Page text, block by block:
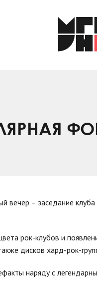
вечер – заседание
рок-клубов и
дисков хард-рок-
наряду с